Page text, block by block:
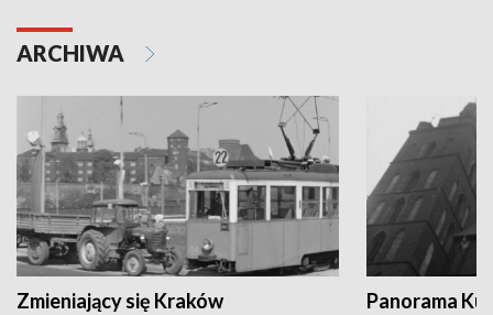
ARCHIWA
Zmieniający się Kraków Panorama